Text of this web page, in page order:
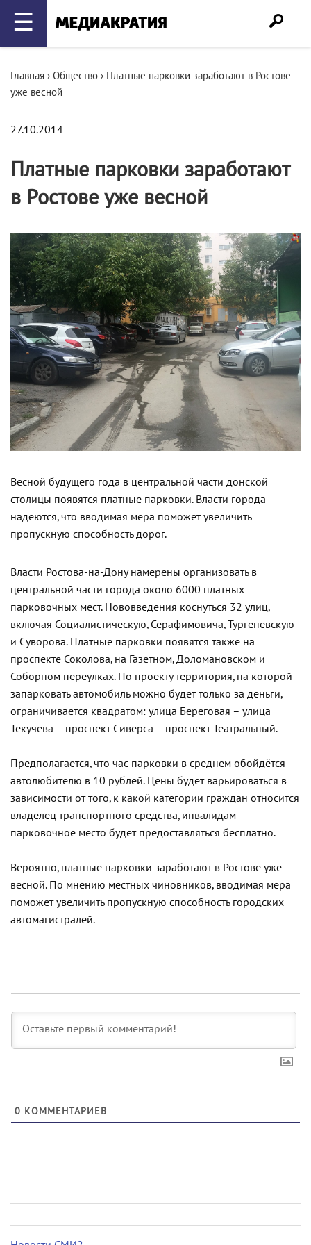
☰
Главная › Общество › Платные парковки заработают в Ростове
уже весной
27.10.2014
Платные парковки заработают
в Ростове уже весной
Весной будущего года в центральной части донской
столицы появятся платные парковки. Власти города
надеются, что вводимая мера поможет увеличить
пропускную способность дорог.
Власти Ростова-на-Дону намерены организовать в
центральной части города около 6000 платных
парковочных мест. Нововведения коснуться 32 улиц,
включая Социалистическую, Серафимовича, Тургеневскую
и Суворова. Платные парковки появятся также на
проспекте Соколова, на Газетном, Доломановском и
Соборном переулках. По проекту территория, на которой
запарковать автомобиль можно будет только за деньги,
ограничивается квадратом: улица Береговая – улица
Текучева – проспект Сиверса – проспект Театральный.
Предполагается, что час парковки в среднем обойдётся
автолюбителю в 10 рублей. Цены будет варьироваться в
зависимости от того, к какой категории граждан относится
владелец транспортного средства, инвалидам
парковочное место будет предоставляться бесплатно.
Вероятно, платные парковки заработают в Ростове уже
весной. По мнению местных чиновников, вводимая мера
поможет увеличить пропускную способность городских
автомагистралей.
0 КОММЕНТАРИЕВ